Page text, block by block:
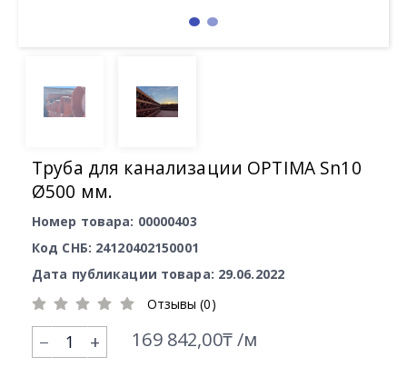
Труба для канализации OPTIMA Sn10
Ø500 мм.
Номер товара: 00000403
Код СНБ: 24120402150001
Дата публикации товара: 29.06.2022
Отзывы (0)
+ 169 842,00₸ /м